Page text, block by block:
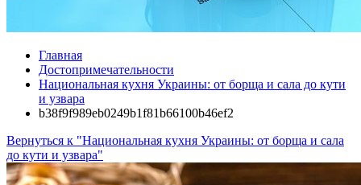
Главная
Достопримечательности
Национальная кухня Украины: от борща и сала до кути
и узвара
b38f9f989eb0249b1f81b66100b46ef2
Вернуться к "Национальная кухня Украины: от борща и сала
до кути и узвара"